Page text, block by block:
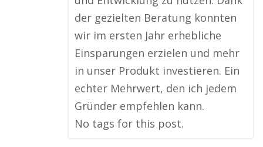
der gezielten Beratung konnten
wir im ersten Jahr erhebliche
Einsparungen erzielen und mehr
in unser Produkt investieren. Ein
echter Mehrwert, den ich jedem
Gründer empfehlen kann.
No tags for this post.